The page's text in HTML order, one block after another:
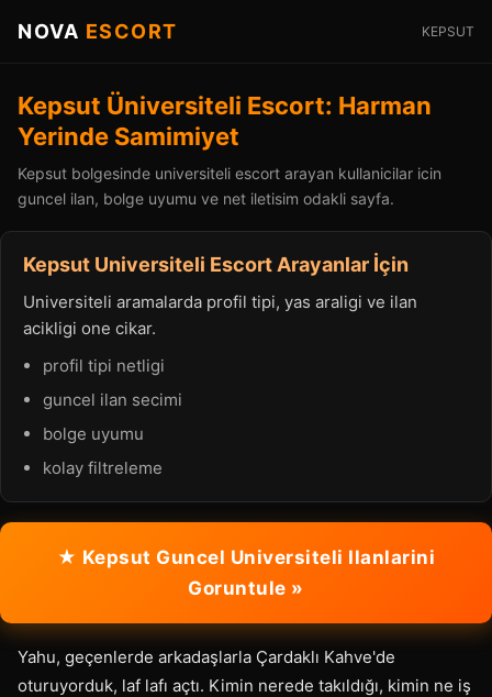
NOVA ESCORT KEPSUT
Kepsut Üniversiteli Escort: Harman
Yerinde Samimiyet
Kepsut bolgesinde universiteli escort arayan kullanicilar icin
guncel ilan, bolge uyumu ve net iletisim odakli sayfa.
Kepsut Universiteli Escort Arayanlar İçin
Universiteli aramalarda profil tipi, yas araligi ve ilan
acikligi one cikar.
profil tipi netligi
guncel ilan secimi
bolge uyumu
kolay filtreleme
★ Kepsut Guncel Universiteli Ilanlarini
Goruntule »
Yahu, geçenlerde arkadaşlarla Çardaklı Kahve'de
oturuyorduk, laf lafı açtı. Kimin nerede takıldığı, kimin ne iş